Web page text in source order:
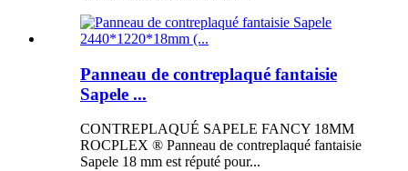
Panneau de contreplaqué fantaisie
Sapele ...
CONTREPLAQUÉ SAPELE FANCY 18MM
ROCPLEX ® Panneau de contreplaqué fantaisie
Sapele 18 mm est réputé pour...